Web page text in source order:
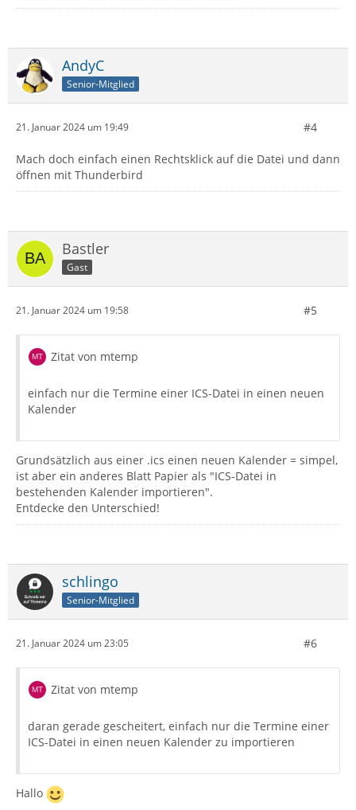
AndyC
Senior-Mitglied
21. Januar 2024 um 19:49 #4
Mach doch einfach einen Rechtsklick auf die Datei und dann
öffnen mit Thunderbird
Bastler
Gast
21. Januar 2024 um 19:58 #5
Zitat von mtemp
einfach nur die Termine einer ICS-Datei in einen neuen
Kalender
Grundsätzlich aus einer .ics einen neuen Kalender = simpel,
ist aber ein anderes Blatt Papier als "ICS-Datei in
bestehenden Kalender importieren".
Entdecke den Unterschied!
schlingo
Senior-Mitglied
21. Januar 2024 um 23:05 #6
Zitat von mtemp
daran gerade gescheitert, einfach nur die Termine einer
ICS-Datei in einen neuen Kalender zu importieren
Hallo